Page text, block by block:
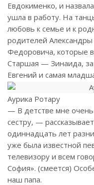
Евдокименко, и
ушла в работу. На
любовь к семье и к
родителей
Федоровича, которые
Старшая — Зинаида,
Евгений и самая
Аурика Ротару
— В детстве мне
сестру, —
одиннадцать лет
уже была известной
телевизору и всем
София». (смеется)
наш папа.